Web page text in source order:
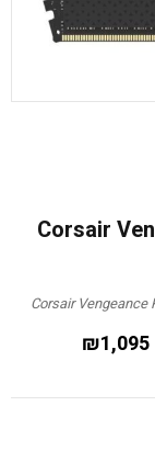
Corsair
Corsair Vengeance
₪1,095